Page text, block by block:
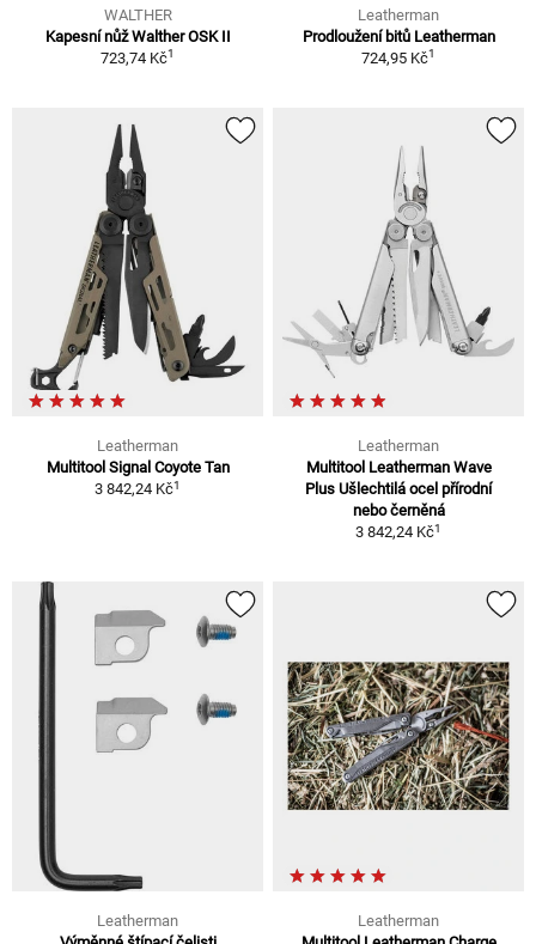
WALTHER
Kapesní nůž Walther OSK II
723,74 Kč1
Leatherman
Prodloužení bitů Leatherman
724,95 Kč1
Leatherman
Multitool Signal Coyote Tan
3 842,24 Kč1
Leatherman
Multitool Leatherman Wave
Plus Ušlechtilá ocel přírodní
nebo černěná
3 842,24 Kč1
Leatherman
Leatherman